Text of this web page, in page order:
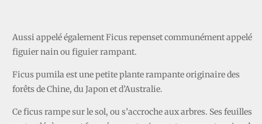
Aussi appelé également Ficus repenset communément appelé
figuier nain ou figuier rampant.
Ficus pumila est une petite plante rampante originaire des
forêts de Chine, du Japon et d’Australie.
Ce ficus rampe sur le sol, ou s’accroche aux arbres. Ses feuilles